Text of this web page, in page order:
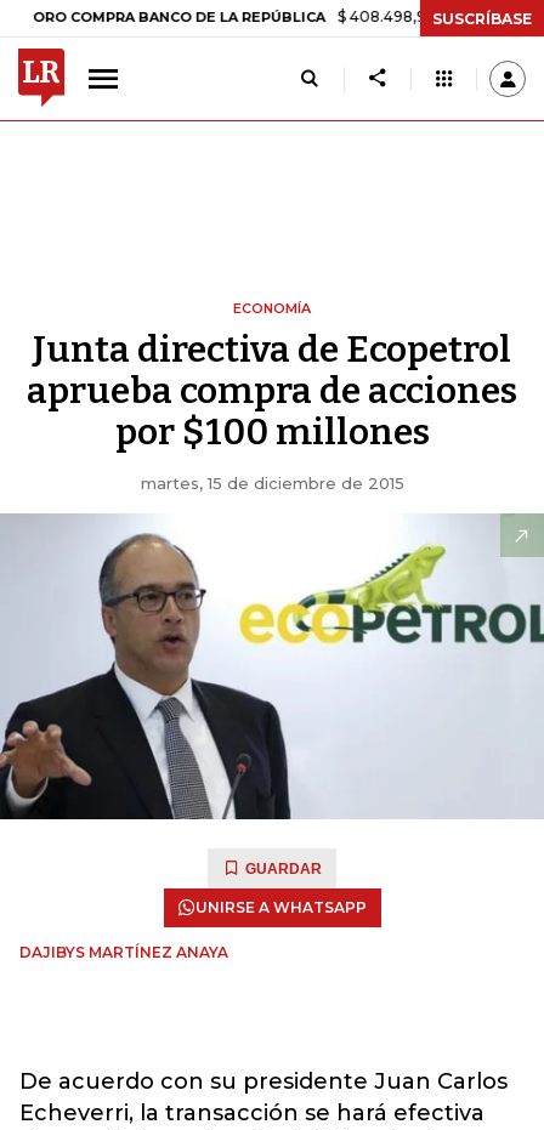
COMPRA BANCO DE LA REPÚBLICA $ 408.498,97 +$ 8.753,81
SUSCRÍBASE
ECONOMÍA
Junta directiva de Ecopetrol
aprueba compra de acciones
por $100 millones
martes, 15 de diciembre de 2015
GUARDAR
UNIRSE A WHATSAPP
DAJIBYS MARTÍNEZ ANAYA
De acuerdo con su presidente Juan Carlos
Echeverri, la transacción se hará efectiva